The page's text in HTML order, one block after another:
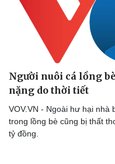
Hậu trường
Người nuôi cá lồng
nặng do thời tiết
VOV.VN - Ngoài hư hại nhà
trong lồng bè cũng bị thất
tỷ đồng.